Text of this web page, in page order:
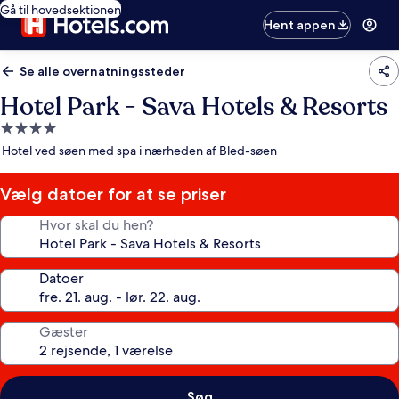
Gå til hovedsektionen
Hent appen
Se alle overnatningssteder
Hotel Park - Sava Hotels & Resorts
4.0-
stjernet
Hotel ved søen med spa i nærheden af Bled-søen
Vælg datoer for at se priser
Hvor skal du hen?
Datoer
Gæster